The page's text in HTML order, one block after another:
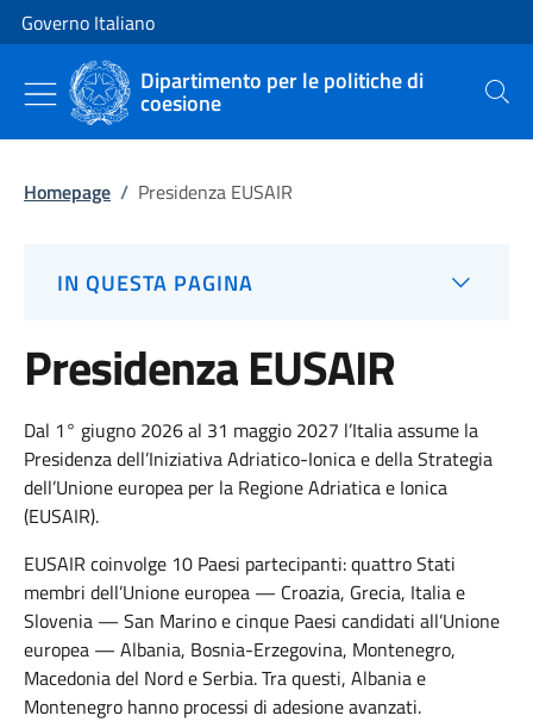
Vai al contenuto
Vai alla navigazione del sito
Governo Italiano
Dipartimento per le politiche di
coesione Cerca
Homepage / Presidenza EUSAIR
IN QUESTA PAGINA
Presidenza EUSAIR
Dal 1° giugno 2026 al 31 maggio 2027 l’Italia assume la
Presidenza dell’Iniziativa Adriatico-Ionica e della Strategia
dell’Unione europea per la Regione Adriatica e Ionica
(EUSAIR).
EUSAIR coinvolge 10 Paesi partecipanti: quattro Stati
membri dell’Unione europea — Croazia, Grecia, Italia e
Slovenia — San Marino e cinque Paesi candidati all’Unione
europea — Albania, Bosnia-Erzegovina, Montenegro,
Macedonia del Nord e Serbia. Tra questi, Albania e
Montenegro hanno processi di adesione avanzati.